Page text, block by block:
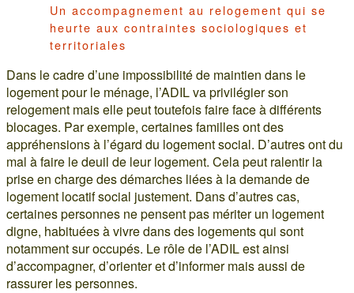
Un accompagnement au relogement qui se
heurte aux contraintes sociologiques et
territoriales
Dans le cadre d’une impossibilité de maintien dans le
logement pour le ménage, l’ADIL va privilégier son
relogement mais elle peut toutefois faire face à différents
blocages. Par exemple, certaines familles ont des
appréhensions à l’égard du logement social. D’autres ont du
mal à faire le deuil de leur logement. Cela peut ralentir la
prise en charge des démarches liées à la demande de
logement locatif social justement. Dans d’autres cas,
certaines personnes ne pensent pas mériter un logement
digne, habituées à vivre dans des logements qui sont
notamment sur occupés. Le rôle de l’ADIL est ainsi
d’accompagner, d’orienter et d’informer mais aussi de
rassurer les personnes.